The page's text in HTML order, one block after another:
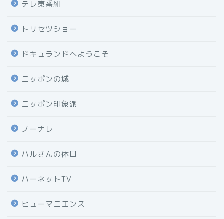
テレ東番組
トリセツショー
ドキュランドへようこそ
ニッポンの城
ニッポン印象派
ノーナレ
ハルさんの休日
ハーネットTV
ヒューマニエンス